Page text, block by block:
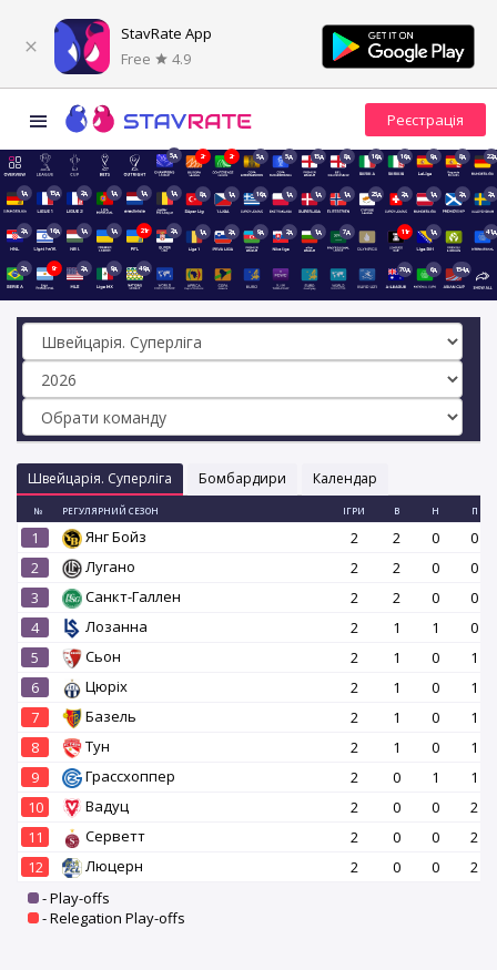
StavRate App
Free
4.9
5д 2г 2г 5д 5д 15д 8д 16д 16д 9д 8д 22д
1д 15д 2д 1д 1д 1д 8д 1д 16д 1д 1д 1д 23д 2д 1д 2д 2д
2д 16д 1д 1д 21г 2д 1д 2д 9д 2д 1д 7д 11г 1д 41д
2д 9г 2д 9д 49д 70д 6д 154д
Швейцарія. Суперліга Бомбардири Календар
№ РЕГУЛЯРНИЙ СЕЗОН ІГРИ В Н П
1 Янг Бойз 2 2 0
0
2
Лугано 2 2 0
0
3
Санкт-Галлен 2 2 0
0
4
Лозанна 2 1 1
0
5
Сьон 2 1 0
1
6
Цюріх 2 1 0
1
7
Базель 2 1 0
1
8
Тун 2 1 0
1
9
Грассхоппер 2 0 1
1
10
Вадуц 2 0 0
2
11
Серветт 2 0 0
2
12
Люцерн 2 0 0
2
- Play-offs
- Relegation Play-offs